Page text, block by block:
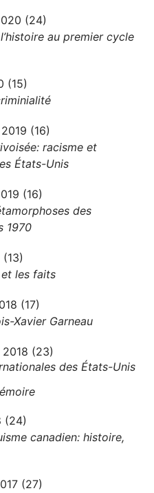
(24)
au premier cycle
(15)
(16)
racisme et
États-Unis
(16)
des
1970
les faits
(17)
Xavier Garneau
(23)
des États-Unis
(24)
canadien: histoire,
(27)